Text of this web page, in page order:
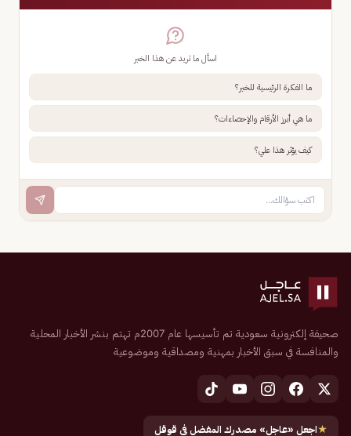
اسأل ما تريد عن هذا الخبر
ما الفكرة الرئيسية للخبر؟
ما هي أبرز الأرقام والإحصاءات؟
كيف يؤثر هذا علي؟
صحيفة إلكترونية سعودية تم تأسيسها عام 2007م تهتم بنشر الأخبار المحلية
والمنافسة في سبق الأخبار بمهنية ومصداقية وموضوعية
★اجعل «عاجل» مصدرك المفضل في قوقل